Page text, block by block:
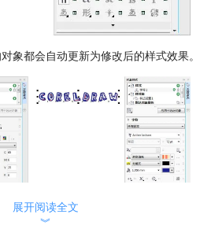
象都会自动更新为修改后的样式效果。
展开阅读全文
︾